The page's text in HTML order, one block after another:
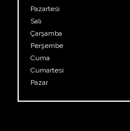
Pazartesi
Salı
Çarşamba
Perşembe
Cuma
Cumartesi
Pazar